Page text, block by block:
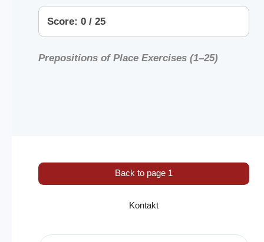
Score: 0 / 25
Prepositions of Place Exercises (1–25)
Back to page 1
Kontakt